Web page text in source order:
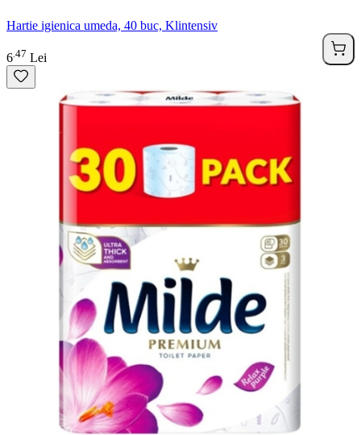
Hartie igienica umeda, 40 buc, Klintensiv
6 47 Lei